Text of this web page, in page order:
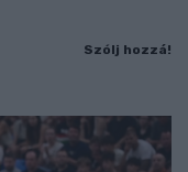
Szólj hozzá!